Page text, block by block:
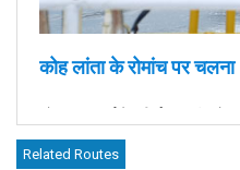
कोह लांता के रोमांच पर चलना
संस्कृति और रोमांचकारी रोमांचों का
उतरना एक यादगार यात्रा के लिए मंच
Related Routes